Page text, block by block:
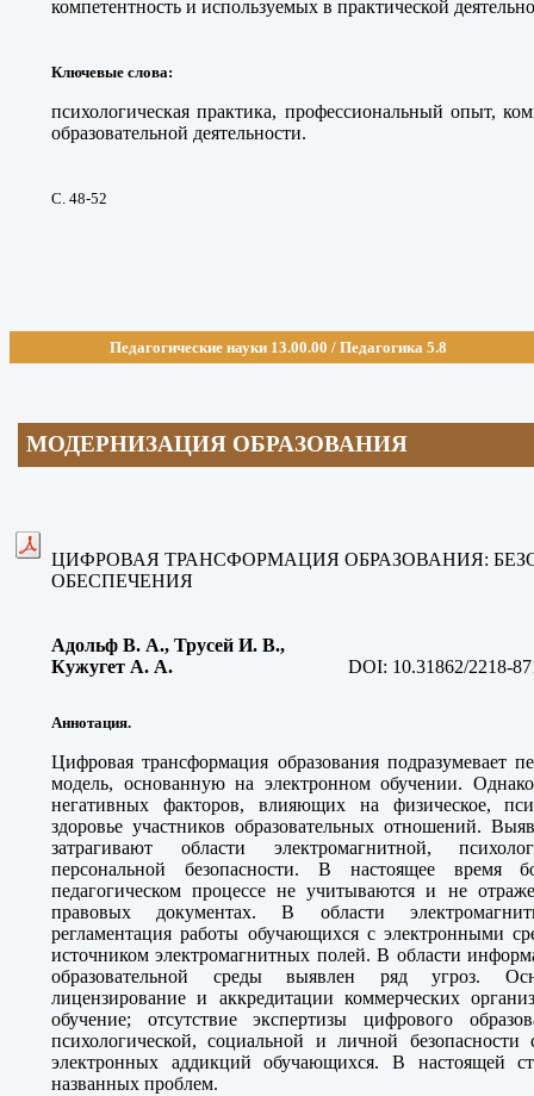
компетентность и используемых в практической
Ключевые слова:
психологическая практика, профессиональный опыт,
образовательной деятельности.
С. 48-52
Педагогические науки 13.00.00 / Педагогика 5.8
МОДЕРНИЗАЦИЯ ОБРАЗОВАНИЯ
ЦИФРОВАЯ ТРАНСФОРМАЦИЯ ОБРАЗОВАНИЯ:
ОБЕСПЕЧЕНИЯ
Адольф В. А., Трусей И. В.,
Кужугет А. А. DOI: 10.31862/2218-
Аннотация.
Цифровая трансформация образования подразумевает
модель, основанную на электронном обучении.
негативных факторов, влияющих на физическое,
здоровье участников образовательных отношений.
затрагивают области электромагнитной,
персональной безопасности. В настоящее время
педагогическом процессе не учитываются и не
правовых документах. В области
регламентация работы обучающихся с электронными
источником электромагнитных полей. В области
образовательной среды выявлен ряд угроз.
лицензирование и аккредитации коммерческих
обучение; отсутствие экспертизы цифрового
психологической, социальной и личной безопасности
электронных аддикций обучающихся. В настоящей
названных проблем.